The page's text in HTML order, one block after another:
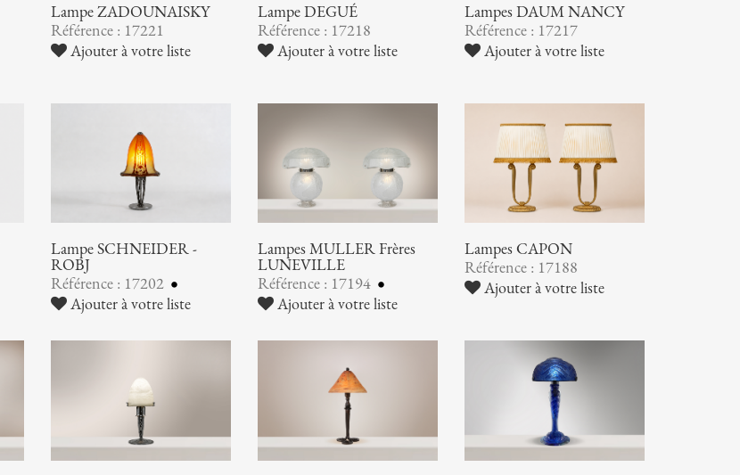
Lampe ZADOUNAISKY
Référence : 17221
Ajouter à votre liste
Lampe DEGUÉ
Référence : 17218
Ajouter à votre liste
Lampes DAUM NANCY
Référence : 17217
Ajouter à votre liste
Lampe SCHNEIDER -
ROBJ
Référence : 17202
Ajouter à votre liste
Lampes MULLER Frères
LUNEVILLE
Référence : 17194
Ajouter à votre liste
Lampes CAPON
Référence : 17188
Ajouter à votre liste